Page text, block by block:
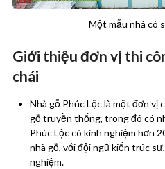
Một mẫu nhà có
Giới thiệu đơn vị thi
chái
Nhà gỗ Phúc Lộc là một đơn
gỗ truyền thống, trong đó có
Phúc Lộc có kinh nghiệm hơn
nhà gỗ, với đội ngũ kiến trúc
nghiệm.